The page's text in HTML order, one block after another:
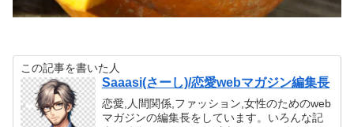
この記事を書いた人
Saaasi(さーし)/恋愛webマガジン編集長
恋愛,人間関係,ファッション,女性のためのweb
マガジンの編集長をしています。いろんな記